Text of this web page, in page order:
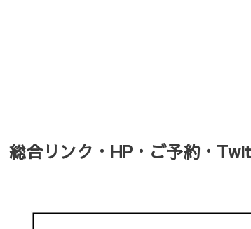
総合リンク・HP・ご予約・